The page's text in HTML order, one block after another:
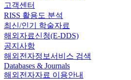
고객센터
RISS 활용도 분석
최신/인기 학술자료
해외자료신청(E-DDS)
공지사항
해외전자정보서비스 검색
Databases & Journals
해외전자자료 이용안내